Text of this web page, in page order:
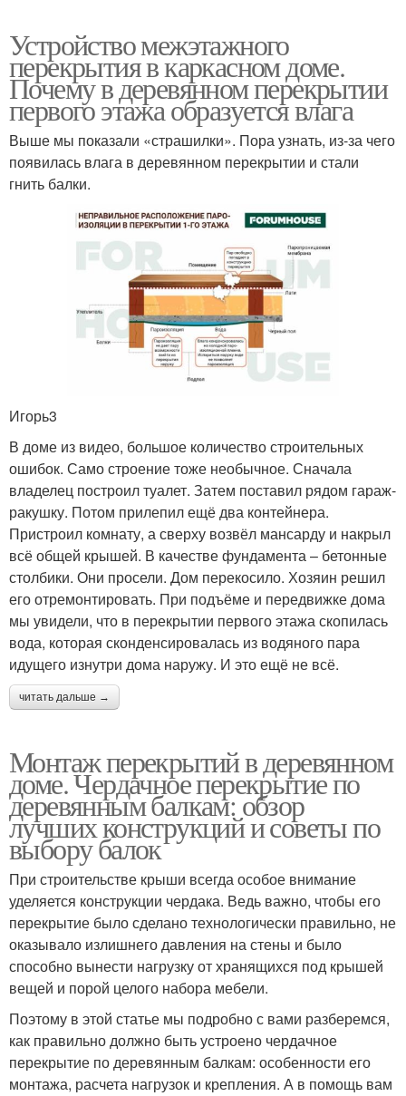
Устройство межэтажного
перекрытия в каркасном доме.
Почему в деревянном перекрытии
первого этажа образуется влага
Выше мы показали «страшилки». Пора узнать, из-за чего
появилась влага в деревянном перекрытии и стали
гнить балки.
Игорь3
В доме из видео, большое количество строительных
ошибок. Само строение тоже необычное. Сначала
владелец построил туалет. Затем поставил рядом гараж-
ракушку. Потом прилепил ещё два контейнера.
Пристроил комнату, а сверху возвёл мансарду и накрыл
всё общей крышей. В качестве фундамента – бетонные
столбики. Они просели. Дом перекосило. Хозяин решил
его отремонтировать. При подъёме и передвижке дома
мы увидели, что в перекрытии первого этажа скопилась
вода, которая сконденсировалась из водяного пара
идущего изнутри дома наружу. И это ещё не всё.
читать дальше →
Монтаж перекрытий в деревянном
доме. Чердачное перекрытие по
деревянным балкам: обзор
лучших конструкций и советы по
выбору балок
При строительстве крыши всегда особое внимание
уделяется конструкции чердака. Ведь важно, чтобы его
перекрытие было сделано технологически правильно, не
оказывало излишнего давления на стены и было
способно вынести нагрузку от хранящихся под крышей
вещей и порой целого набора мебели.
Поэтому в этой статье мы подробно с вами разберемся,
как правильно должно быть устроено чердачное
перекрытие по деревянным балкам: особенности его
монтажа, расчета нагрузок и крепления. А в помощь вам